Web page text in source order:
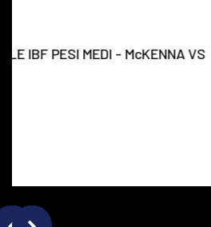
CAMPIONATI EUROPEI M/F